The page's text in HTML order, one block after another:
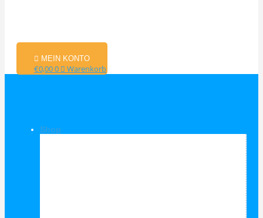
MEIN KONTO
€0,000 Warenkorb
Shop